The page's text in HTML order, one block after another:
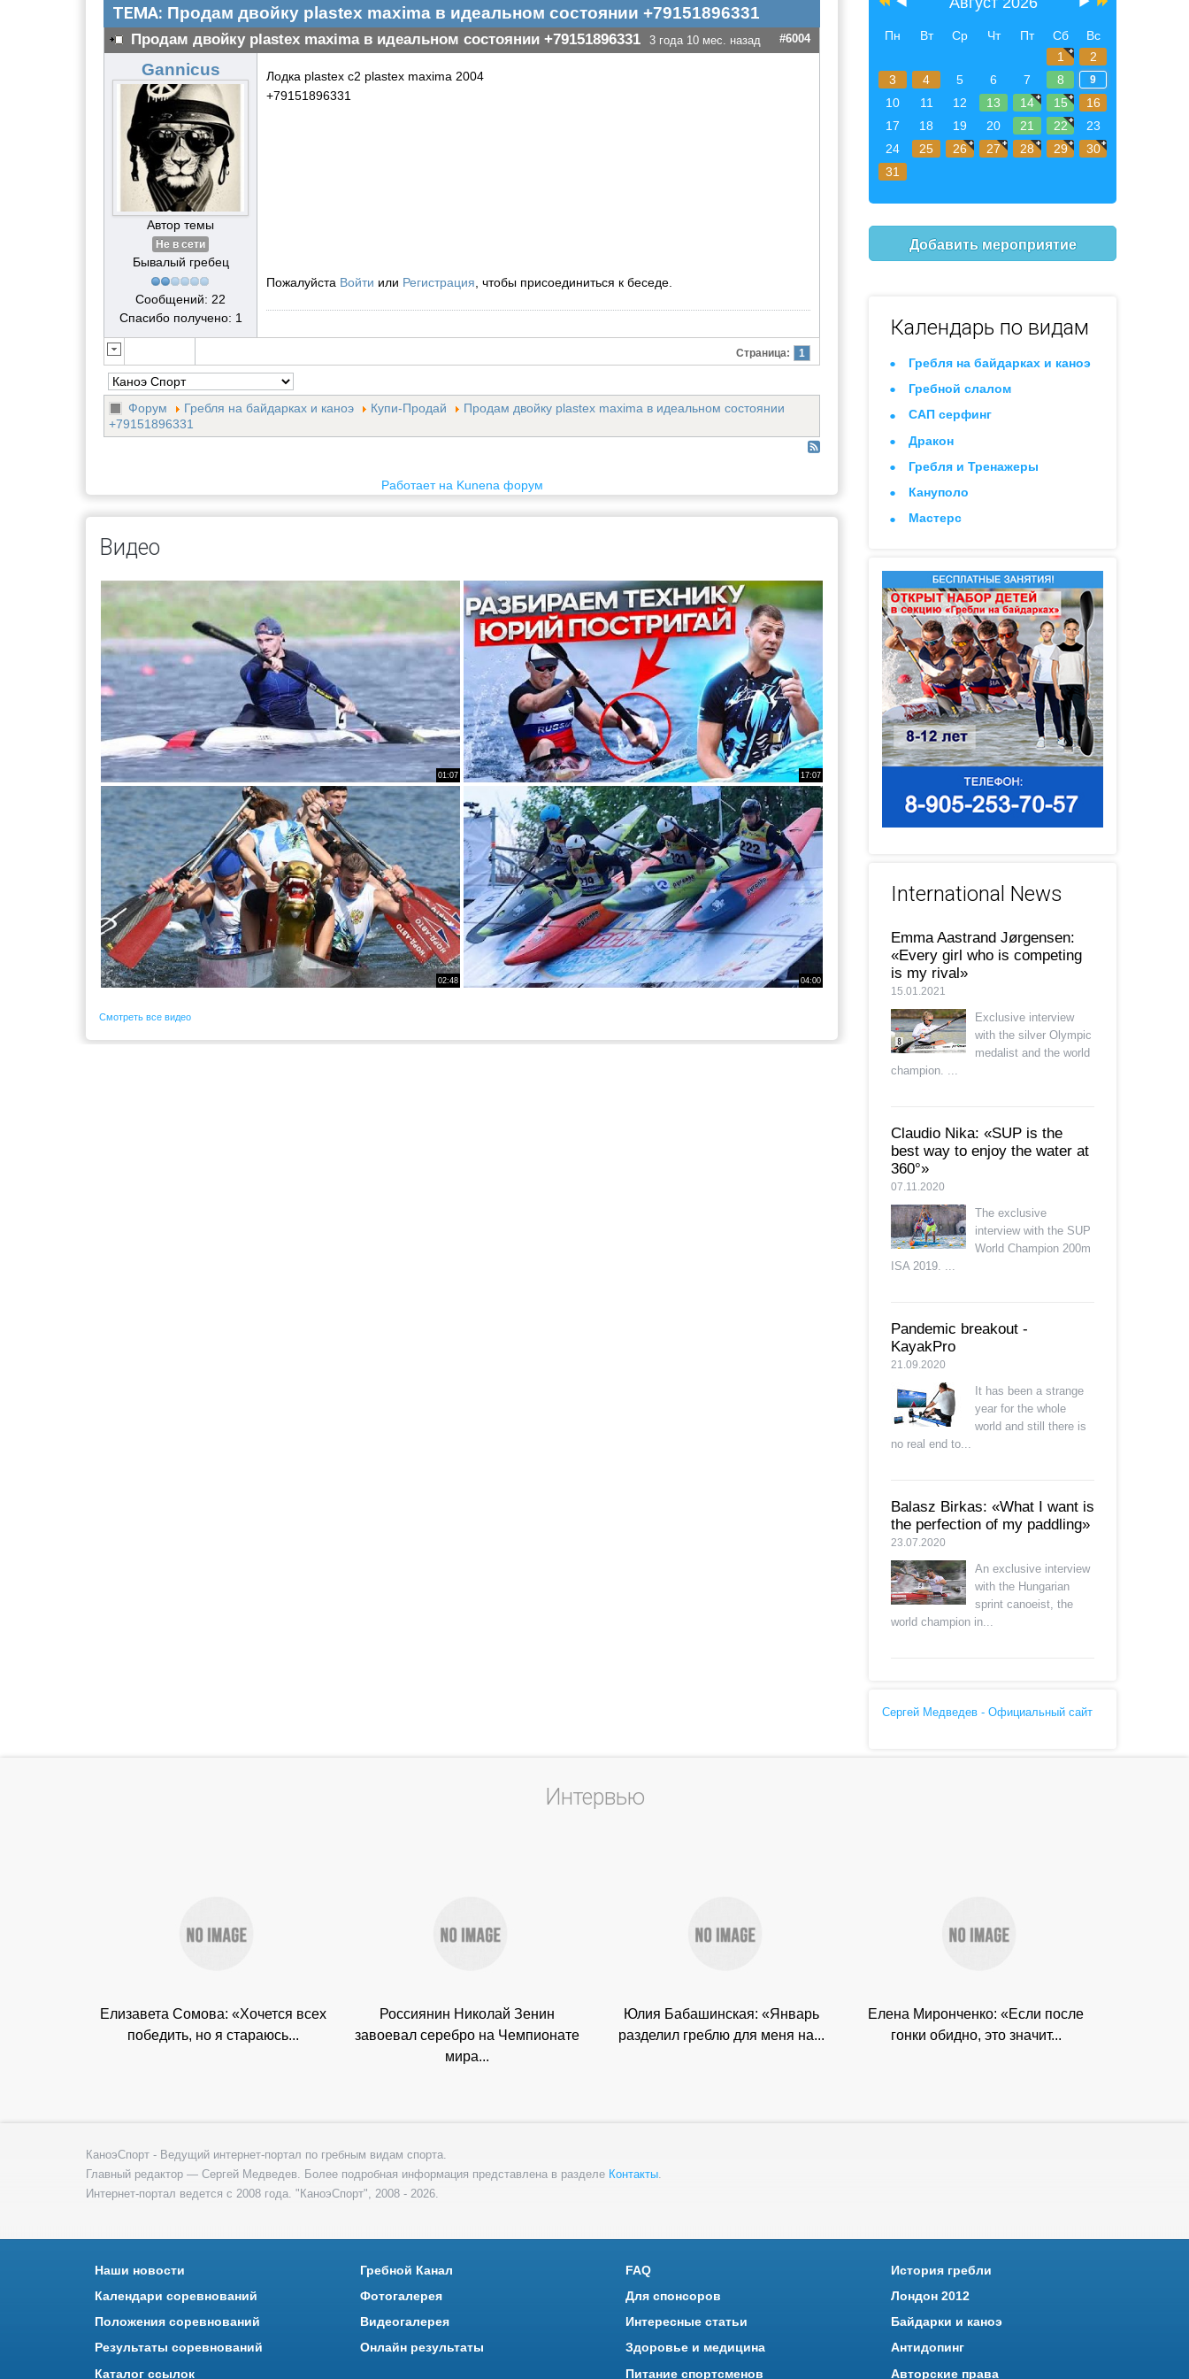
ТЕМА: Продам двойку plastex maxima в идеальном состоянии +79151896331
Продам двойку plastex maxima в идеальном состоянии +79151896331 3 года 10 мес. назад #6004
Gannicus
Автор темы
Не в сети
Бывалый гребец
Сообщений: 22
Спасибо получено: 1
Лодка plastex c2 plastex maxima 2004
+79151896331
Пожалуйста Войти или Регистрация , чтобы присоединиться к беседе.
Страница: 1
Форум Гребля на байдарках и каноэ Купи-Продай
Продам двойку plastex maxima в идеальном состоянии
+79151896331
Работает на Kunena форум
Видео
01:07 17:07
02:48 04:00
Смотреть все видео
Пн Вт Ср Чт Пт Сб
Вс
1
2
3
4 5 6 7 8 9
10 11 12 13 14 15
16
17
18 19 20 21 22
23
24
25 26 27 28 29
30
31
Добавить мероприятие
Календарь по видам
Гребля на байдарках и каноэ
Гребной слалом
САП серфинг
Дракон
Гребля и Тренажеры
Кануполо
Мастерс
International News
Emma Aastrand Jørgensen:
«Every girl who is competing
is my rival»
15.01.2021
Exclusive interview
with the silver Olympic
medalist and the world
champion. ...
Claudio Nika: «SUP is the
best way to enjoy the water at
360°»
07.11.2020
The exclusive
interview with the SUP
World Champion 200m
ISA 2019. ...
Pandemic breakout -
KayakPro
21.09.2020
It has been a strange
year for the whole
world and still there is
no real end to...
Balasz Birkas: «What I want is
the perfection of my paddling»
23.07.2020
An exclusive interview
with the Hungarian
sprint canoeist, the
world champion in...
Сергей Медведев - Официальный сайт
Интервью
Елизавета Сомова: «Хочется всех
победить, но я стараюсь...
Россиянин Николай Зенин
завоевал серебро на Чемпионате
мира...
Юлия Бабашинская: «Январь
разделил греблю для меня на...
Елена Миронченко: «Если после
гонки обидно, это значит...
КаноэСпорт - Ведущий интернет-портал по гребным видам спорта.
Главный редактор — Сергей Медведев. Более подробная информация представлена в разделе Контакты
Интернет-портал ведется с 2008 года. "КаноэСпорт", 2008 - 2026.
Наши новости
Календари соревнований
Положения соревнований
Результаты соревнований
Каталог ссылок
Гребной Канал
Фотогалерея
Видеогалерея
Онлайн результаты
FAQ
Для спонсоров
Интересные статьи
Здоровье и медицина
Питание спортсменов
История гребли
Лондон 2012
Байдарки и каноэ
Антидопинг
Авторские права